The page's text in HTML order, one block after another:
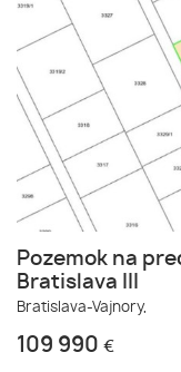
Pozemok na
Bratislava III
Bratislava-Vajnory,
109 990 €